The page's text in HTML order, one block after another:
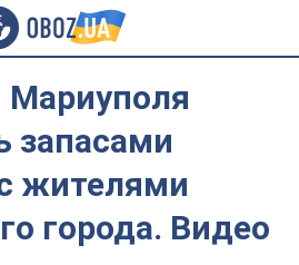
запасами
жителями
города. Видео